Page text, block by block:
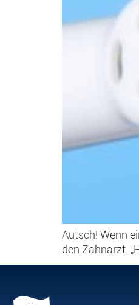
Autsch! Wenn
den Zahnarzt.